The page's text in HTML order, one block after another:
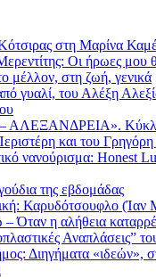
στη Μαρίνα
Οι ήρωες μου
μέλλον, στη ζωή, γενικά
γυαλί, του Αλέξη
και του
νανούρισμα: Honest
της εβδομάδας
Καρυδότσουφλο (Ίαν
Όταν η αλήθεια
Αναπλάσεις”
Διηγήματα «ιδεών»,